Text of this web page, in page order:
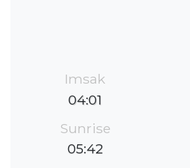
Imsak
04:01
Sunrise
05:42